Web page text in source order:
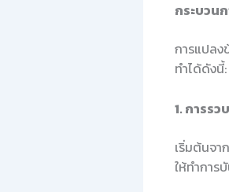
กระบวน
การแปล
ทำได้ดังนี้:
1. การร
เริ่มต้นจ
ให้ทำการ